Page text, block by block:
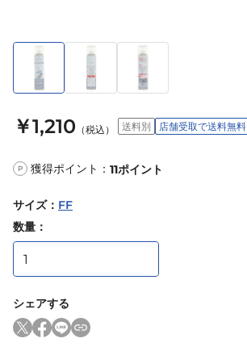
￥1,210 （税込） 送料別 店舗受取で送料無料
P 獲得ポイント： 11ポイント
サイズ： FF
数量：
シェアする